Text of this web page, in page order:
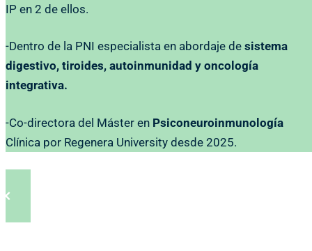
IP en 2 de ellos.
-Dentro de la PNI especialista en abordaje de sistema
digestivo, tiroides, autoinmunidad y oncología
integrativa.
-Co-directora del Máster en Psiconeuroinmunología
Clínica por Regenera University desde 2025.
×